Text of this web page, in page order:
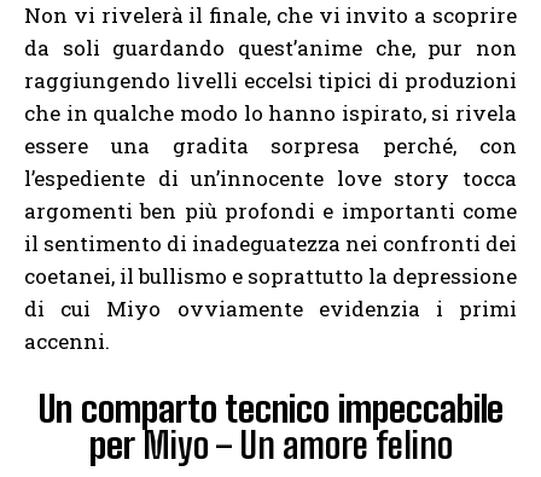
Non vi rivelerà il finale, che vi invito a scoprire
da soli guardando quest’anime che, pur non
raggiungendo livelli eccelsi tipici di produzioni
che in qualche modo lo hanno ispirato, si rivela
essere una gradita sorpresa perché, con
l’espediente di un’innocente love story tocca
argomenti ben più profondi e importanti come
il sentimento di inadeguatezza nei confronti dei
coetanei, il bullismo e soprattutto la depressione
di cui Miyo ovviamente evidenzia i primi
accenni.
Un comparto tecnico impeccabile
perMiyo – Un amore felino